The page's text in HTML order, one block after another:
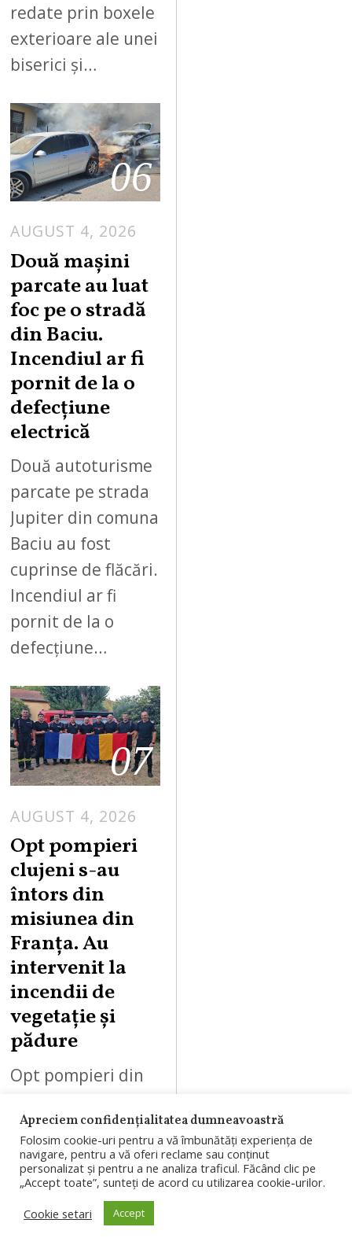
redate prin boxele
exterioare ale unei
biserici și…
06
AUGUST 4, 2026
Două mașini
parcate au luat
foc pe o stradă
din Baciu.
Incendiul ar fi
pornit de la o
defecțiune
electrică
Două autoturisme
parcate pe strada
Jupiter din comuna
Baciu au fost
cuprinse de flăcări.
Incendiul ar fi
pornit de la o
defecțiune…
07
AUGUST 4, 2026
Opt pompieri
clujeni s-au
întors din
misiunea din
Franța. Au
intervenit la
incendii de
vegetație și
pădure
Opt pompieri din
au întors după o
misiune de peste
două săptămâni în
Franța, unde au
intervenit la
Apreciem confidențialitatea dumneavoastră
Folosim cookie-uri pentru a vă îmbunătăți experiența de
navigare, pentru a vă oferi reclame sau conținut
personalizat și pentru a ne analiza traficul. Făcând clic pe
„Accept toate”, sunteți de acord cu utilizarea cookie-urilor.
Cookie setari
Accept